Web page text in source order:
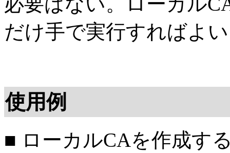
だけ手で実行すればよ
使用例
■ ローカルCAを作成す